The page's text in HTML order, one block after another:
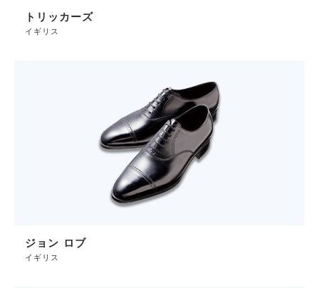
トリッカーズ
イギリス
ジョン ロブ
イギリス